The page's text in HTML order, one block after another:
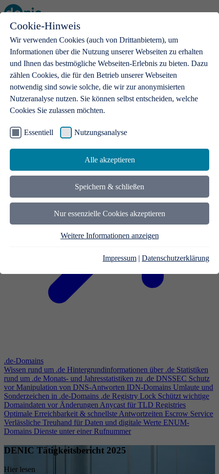
Cookie-Hinweis
Wir verwenden Cookies (auch von Drittanbietern), um
Informationen über die Nutzung unserer Webseiten zu erhalten
und Ihnen das bestmögliche Webseiten-Erlebnis zu bieten. Dazu
zählen Cookies, die für den Betrieb unserer Webseiten
notwendig sind sowie solche, die wir zur anonymisierten
Nutzeranalyse nutzen. Sie können selbst entscheiden, welche
Cookies Sie zulassen möchten.
Essentiell Nutzungsanalyse
Alle akzeptieren
Speichern & schließen
Nur essenzielle Cookies akzeptieren
Weitere Informationen anzeigen
Impressum | Datenschutzerklärung
Open main menu
.de-Domains
Mit einer .de-Domain erhalten Ideen eine Bühne
.de-Domains
Wissen rund um .de Hintergrundinformationen über .de Statistiken
rund um .de Monats- und Jahresstatistiken zu .de DNSSEC Schutz
vor Manipulation von DNS-Antworten IDN-Domains Umlaute und
Sonderzeichen in .de-Domains .de Registry Lock Schützt wichtige
Domaindaten vor ÄnderungenAnycast für TLD Registries
Optimale Erreichbarkeit & schnellste Antwortzeiten Escrow Service
Verlässliche Treuhand für Daten und digitale Werte ENUM-
Domains Dienste unter einer Rufnummer
DENIC Tätigkeitsbericht 2025
Hier lesen